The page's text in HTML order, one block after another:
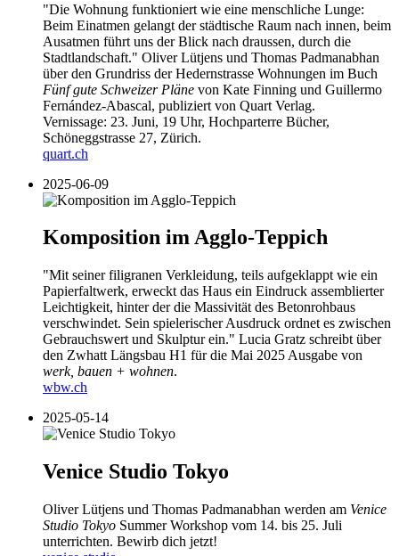
"Die Wohnung funktioniert wie eine menschliche Lunge:
Beim Einatmen gelangt der städtische Raum nach innen, beim
Ausatmen führt uns der Blick nach draussen, durch die
Stadtlandschaft." Oliver Lütjens und Thomas Padmanabhan
über den Grundriss der Hedernstrasse Wohnungen im Buch
Fünf gute Schweizer Pläne von Kate Finning und Guillermo
Fernández-Abascal, publiziert von Quart Verlag.
Vernissage: 23. Juni, 19 Uhr, Hochparterre Bücher,
Schöneggstrasse 27, Zürich.
quart.ch
2025-06-09
Komposition im Agglo-Teppich
"Mit seiner filigranen Verkleidung, teils aufgeklappt wie ein
Papierfaltwerk, erweckt das Haus ein Eindruck assemblierter
Leichtigkeit, hinter der die Massivität des Betonrohbaus
verschwindet. Sein spielerischer Ausdruck ordnet es zwischen
Gebrauchswert und Skulptur ein." Lucia Gratz schreibt über
den Zwhatt Längsbau H1 für die Mai 2025 Ausgabe von
werk, bauen + wohnen.
wbw.ch
2025-05-14
Venice Studio Tokyo
Oliver Lütjens und Thomas Padmanabhan werden am Venice
Studio Tokyo Summer Workshop vom 14. bis 25. Juli
unterrichten. Bewirb dich jetzt!